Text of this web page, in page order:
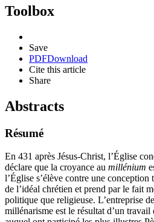
Toolbox
Save
PDFDownload
Cite this article
Share
Abstracts
Résumé
En 431 après Jésus-Christ, l’Église
déclare que la croyance au millénium
l’Église s’élève contre une
de l’idéal chrétien et prend par le fait
politique que religieuse. L’entreprise
millénarisme est le résultat d’un